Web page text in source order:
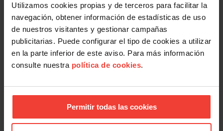
Utilizamos cookies propias y de terceros para facilitar la
navegación, obtener información de estadísticas de uso
de nuestros visitantes y gestionar campañas
publicitarias. Puede configurar el tipo de cookies a utilizar
en la parte inferior de este aviso. Para más información
consulte nuestra política de cookies.
Permitir todas las cookies